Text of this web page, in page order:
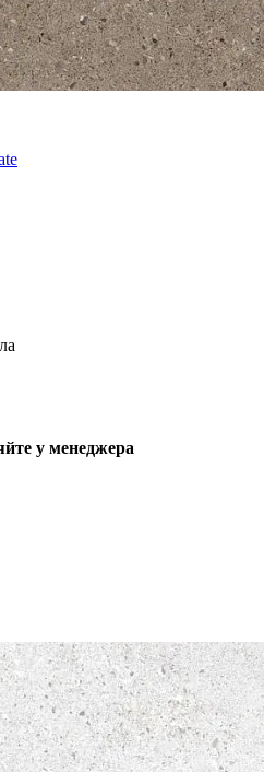
у менеджера